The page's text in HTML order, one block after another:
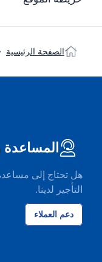
الصفحة الرئيسية
المساعدة
هل تحتاج إلى
التأجير لدينا.
دعم العملاء